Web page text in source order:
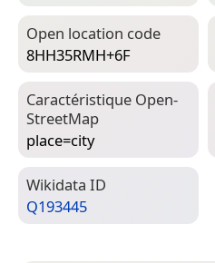
Open location code
8HH35RMH+6F
Caractéristique Open­
Street­Map
place=­city
Wiki­data ID
Q193445